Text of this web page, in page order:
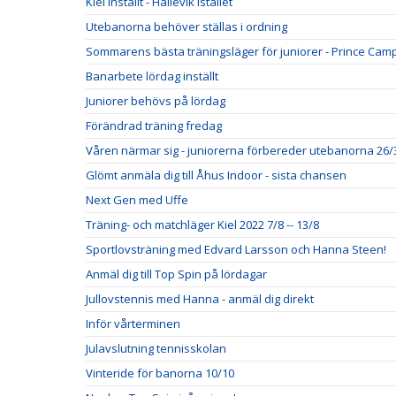
Utebanorna behöver ställas i ordning
Sommarens bästa träningsläger för juniorer - Prince
Banarbete lördag inställt
Juniorer behövs på lördag
Förändrad träning fredag
Våren närmar sig - juniorerna förbereder utebanorna 26/
Glömt anmäla dig till Åhus Indoor - sista chansen
Next Gen med Uffe
Träning- och matchläger Kiel 2022 7/8 -- 13/8
Sportlovsträning med Edvard Larsson och Hanna Steen!
Anmäl dig till Top Spin på lördagar
Jullovstennis med Hanna - anmäl dig direkt
Inför vårterminen
Julavslutning tennisskolan
Vinteride för banorna 10/10